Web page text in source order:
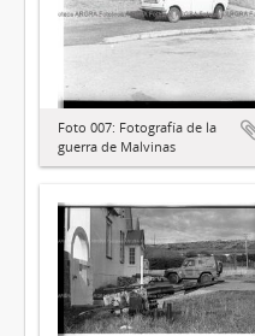
Foto 007: Fotografía de la
guerra de Malvinas